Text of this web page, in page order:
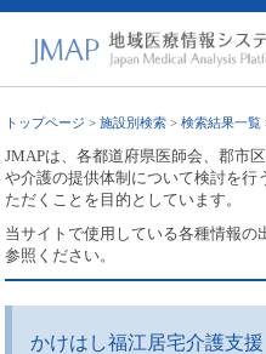
トップページ >施設別検索 >検索結果一覧
JMAPは、各都道府県医師会、郡市
や介護の提供体制について検討を
ただくことを目的としています。
当サイトで使用している各種情報の
参照ください。
かけはし福江居宅介護支援